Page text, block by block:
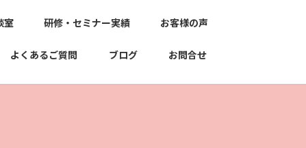
室 研修・セミナー実績 お客様の声
よくあるご質問 ブログ お問合せ